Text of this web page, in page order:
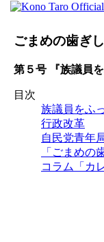
ごまめの歯ぎ
第５号 『族議員
目次
族議員をふ
行政改革
自民党青年
「ごまめの
コラム「カ